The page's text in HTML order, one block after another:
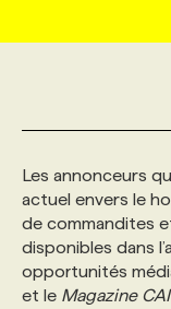
PRIX ET
WEB &
GEO/SEO
ANNONCEZ
PROFIL
FAQ
VOIR LES
PROFIL
FAQ
ANNONCEZ
NOS
NOS
CHASSE DE TÊTE
SERVICE
NOS TARIFS
Les annonceurs
actuel envers le
de commandites
disponibles dans
opportunités
et le Magazine